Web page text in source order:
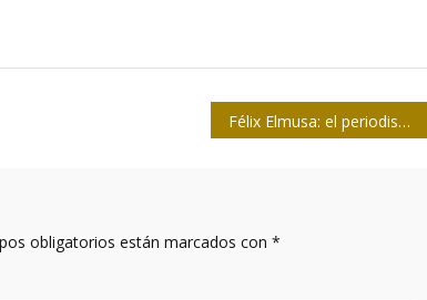
Félix Elmusa: el periodismo, el oficio amado
obligatorios están marcados con *